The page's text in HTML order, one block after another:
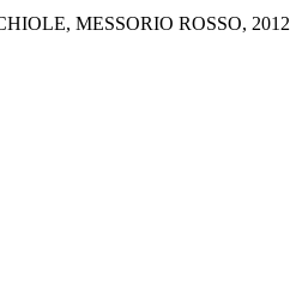
MESSORIO ROSSO, 2012